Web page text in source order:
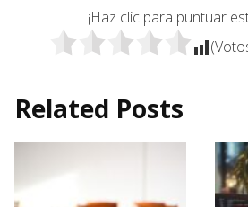
¡Haz clic para puntuar
Related Posts